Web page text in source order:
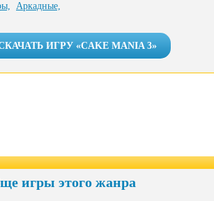
Аркадные,
ИГРУ «CAKE MANIA 3»
игры этого жанра